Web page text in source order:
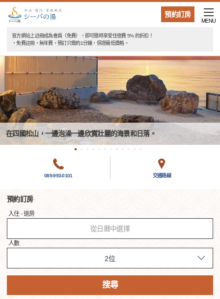
預約訂房
MENU
官方網站上註冊成為會員（免費），即可隨時享受住宿費 5% 的折扣！
・免費註冊，無年費，預訂只需約1分鐘，保證最低價格。
在四國松山，一邊泡澡一邊欣賞壯麗的海景和日落。
089-993-0101 交通路線
預約訂房
入住 - 退房
從日曆中選擇
人數
搜尋